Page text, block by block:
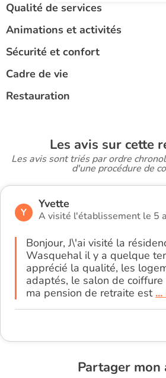
Qualité de services
Animations et activités
Sécurité et confort
Cadre de vie
Restauration
Les avis sur cette
Les avis sont triés par ordre
d'une procédure de
Y
Yvette
A visité l'établissement le 5
Bonjour, J\'ai visité la
Wasquehal il y a quelque
apprécié la qualité, les
adaptés, le salon de
ma pension de retraite est
Partager mon